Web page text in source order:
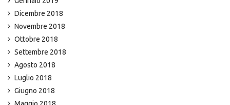
Dicembre 2018
Novembre 2018
Ottobre 2018
Settembre 2018
Agosto 2018
Luglio 2018
Giugno 2018